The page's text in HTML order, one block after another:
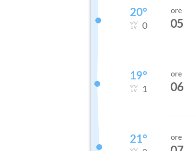
20°
0
ore
05
19°
1
ore
06
21° ore